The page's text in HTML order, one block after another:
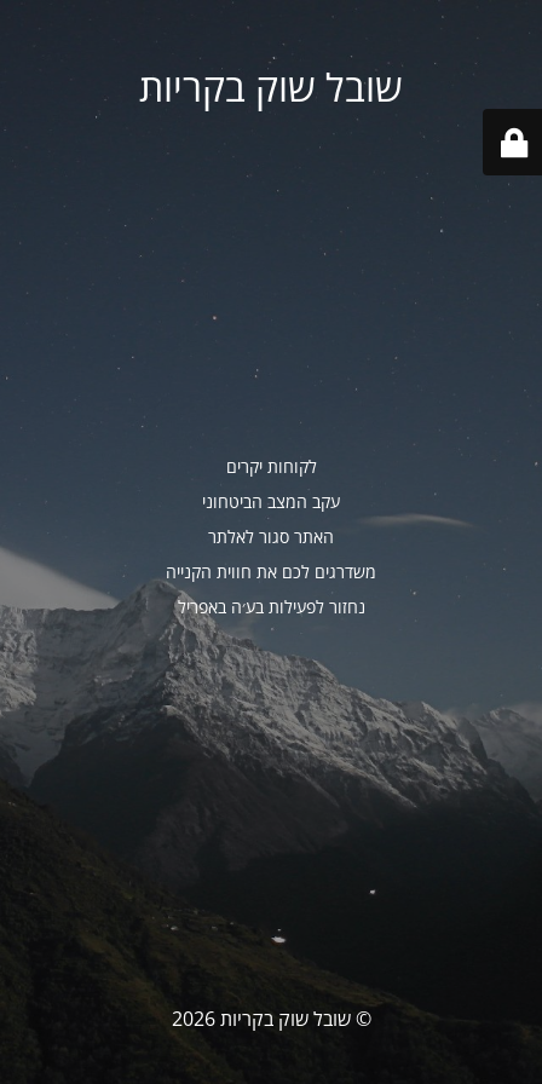
שובל שוק בקריות
לקוחות יקרים
עקב המצב הביטחוני
האתר סגור לאלתר
משדרגים לכם את חווית הקנייה
נחזור לפעילות בע׳ה באפריל
© שובל שוק בקריות 2026